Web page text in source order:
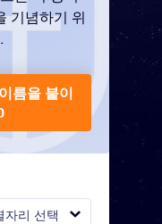
자리 선택
기념하기 위
름을 붙이